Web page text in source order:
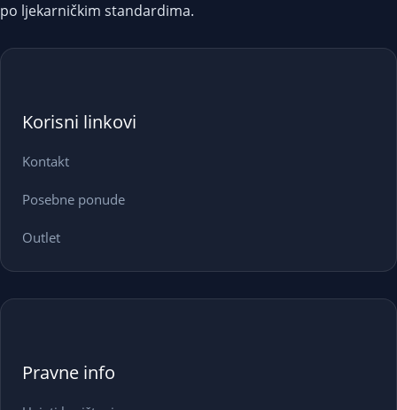
po ljekarničkim standardima.
Korisni linkovi
Kontakt
Posebne ponude
Outlet
Pravne info